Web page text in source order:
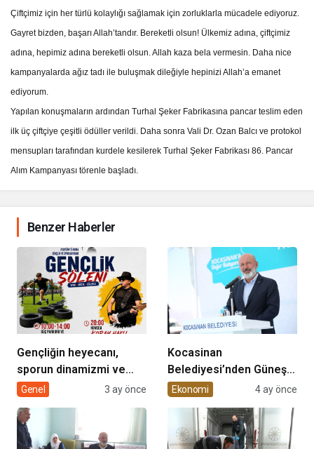
Çiftçimiz için her türlü kolaylığı sağlamak için zorluklarla mücadele ediyoruz.
Gayret bizden, başarı Allah’tandır. Bereketli olsun! Ülkemiz adına, çiftçimiz
adına, hepimiz adına bereketli olsun. Allah kaza bela vermesin. Daha nice
kampanyalarda ağız tadı ile buluşmak dileğiyle hepinizi Allah’a emanet
ediyorum.
Yapılan konuşmaların ardından Turhal Şeker Fabrikasına pancar teslim eden
ilk üç çiftçiye çeşitli ödüller verildi. Daha sonra Vali Dr. Ozan Balcı ve protokol
mensupları tarafından kurdele kesilerek Turhal Şeker Fabrikası 86. Pancar
Alım Kampanyası törenle başladı.
Benzer Haberler
Gençliğin heyecanı,
sporun dinamizmi ve
müziğin coşkusu
geliyor!
Genel 3 ay önce
Kocasinan
Belediyesi’nden Güneş
Enerjisi Hamlesi
Ekonomi 4 ay önce